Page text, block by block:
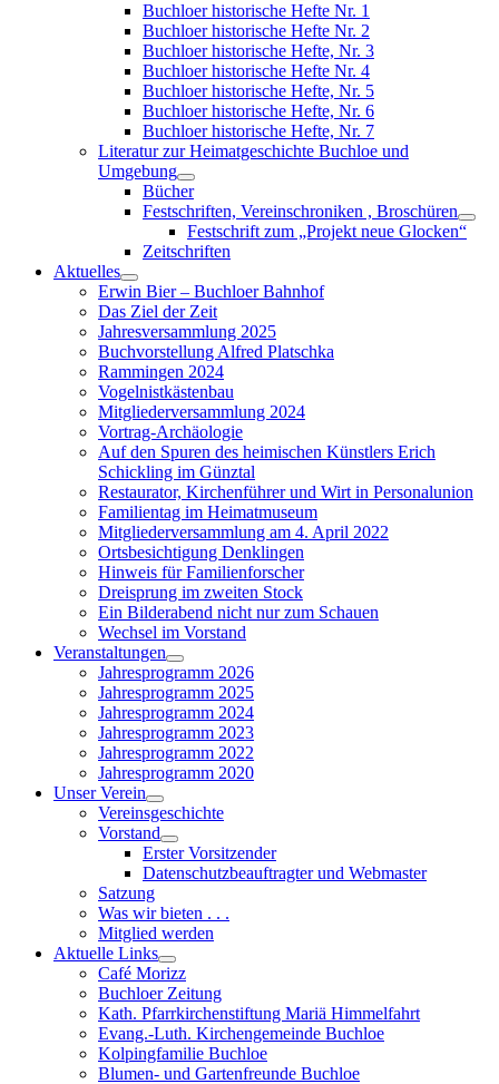
Show
sub
menu
Buchloer historische Hefte Nr. 1
Buchloer historische Hefte Nr. 2
Buchloer historische Hefte, Nr. 3
Buchloer historische Hefte Nr. 4
Buchloer historische Hefte, Nr. 5
Buchloer historische Hefte, Nr. 6
Buchloer historische Hefte, Nr. 7
Literatur zur Heimatgeschichte Buchloe und
Umgebung
Show
sub
menu
Bücher
Festschriften, Vereinschroniken , Broschüren
sub
Festschrift zum „Projekt neue Glocken“
Zeitschriften
Aktuelles
Show
sub
menu
Erwin Bier – Buchloer Bahnhof
Das Ziel der Zeit
Jahresversammlung 2025
Buchvorstellung Alfred Platschka
Rammingen 2024
Vogelnistkästenbau
Mitgliederversammlung 2024
Vortrag-Archäologie
Auf den Spuren des heimischen Künstlers Erich
Schickling im Günztal
Restaurator, Kirchenführer und Wirt in Personalunion
Familientag im Heimatmuseum
Mitgliederversammlung am 4. April 2022
Ortsbesichtigung Denklingen
Hinweis für Familienforscher
Dreisprung im zweiten Stock
Ein Bilderabend nicht nur zum Schauen
Wechsel im Vorstand
Veranstaltungen
Show
sub
menu
Jahresprogramm 2026
Jahresprogramm 2025
Jahresprogramm 2024
Jahresprogramm 2023
Jahresprogramm 2022
Jahresprogramm 2020
Unser Verein
Show
sub
menu
Vereinsgeschichte
Vorstand
Show
sub
menu
Erster Vorsitzender
Datenschutzbeauftragter und Webmaster
Satzung
Was wir bieten . . .
Mitglied werden
Aktuelle Links
Show
sub
menu
Café Morizz
Buchloer Zeitung
Kath. Pfarrkirchenstiftung Mariä Himmelfahrt
Evang.-Luth. Kirchengemeinde Buchloe
Kolpingfamilie Buchloe
Blumen- und Gartenfreunde Buchloe